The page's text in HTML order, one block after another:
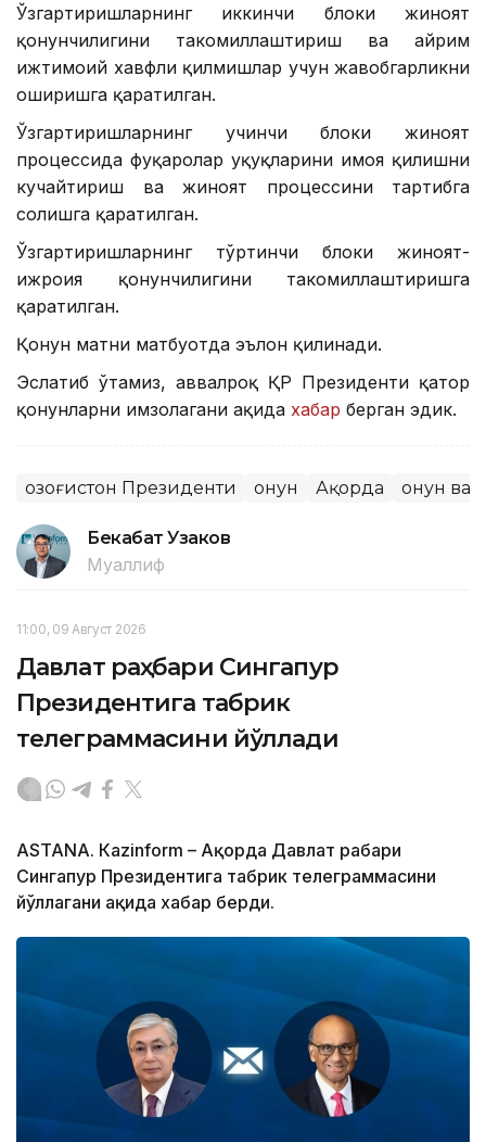
Ўзгартиришларнинг иккинчи блоки жиноят
қонунчилигини такомиллаштириш ва айрим
ижтимоий хавфли қилмишлар учун жавобгарликни
оширишга қаратилган.
Ўзгартиришларнинг учинчи блоки жиноят
процессида фуқаролар ҳуқуқларини ҳимоя қилишни
кучайтириш ва жиноят процессини тартибга
солишга қаратилган.
Ўзгартиришларнинг тўртинчи блоки жиноят-
ижроия қонунчилигини такомиллаштиришга
қаратилган.
Қонун матни матбуотда эълон қилинади.
Эслатиб ўтамиз, аввалроқ ҚР Президенти қатор
қонунларни имзолагани ҳақида хабар берган эдик.
Қозоғистон Президенти Қонун Ақорда Қонун ва
Бекабат Узаков
Муаллиф
11:00, 09 Август 2026
Давлат раҳбари Сингапур
Президентига табрик
телеграммасини йўллади
ASTANА. Кazinform – Ақорда Давлат раҳбари
Сингапур Президентига табрик телеграммасини
йўллагани ҳақида хабар берди.